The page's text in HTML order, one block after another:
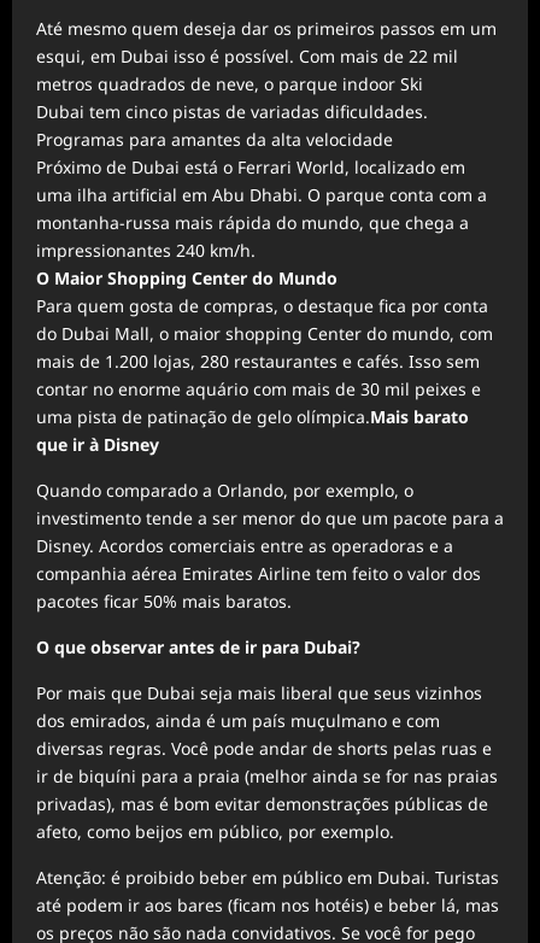
Até mesmo quem deseja dar os primeiros passos em um
esqui, em Dubai isso é possível. Com mais de 22 mil
metros quadrados de neve, o parque indoor Ski
Dubai tem cinco pistas de variadas dificuldades.
Programas para amantes da alta velocidade
Próximo de Dubai está o Ferrari World, localizado em
uma ilha artificial em Abu Dhabi. O parque conta com a
montanha-russa mais rápida do mundo, que chega a
impressionantes 240 km/h.
O Maior Shopping Center do Mundo
Para quem gosta de compras, o destaque fica por conta
do Dubai Mall, o maior shopping Center do mundo, com
mais de 1.200 lojas, 280 restaurantes e cafés. Isso sem
contar no enorme aquário com mais de 30 mil peixes e
uma pista de patinação de gelo olímpica.Mais barato
que ir à Disney
Quando comparado a Orlando, por exemplo, o
investimento tende a ser menor do que um pacote para a
Disney. Acordos comerciais entre as operadoras e a
companhia aérea Emirates Airline tem feito o valor dos
pacotes ficar 50% mais baratos.
O que observar antes de ir para Dubai?
Por mais que Dubai seja mais liberal que seus vizinhos
dos emirados, ainda é um país muçulmano e com
diversas regras. Você pode andar de shorts pelas ruas e
ir de biquíni para a praia (melhor ainda se for nas praias
privadas), mas é bom evitar demonstrações públicas de
afeto, como beijos em público, por exemplo.
Atenção: é proibido beber em público em Dubai. Turistas
até podem ir aos bares (ficam nos hotéis) e beber lá, mas
os preços não são nada convidativos. Se você for pego